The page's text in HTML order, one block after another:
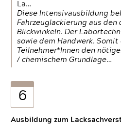
La…
Diese Intensivausbildung
Fahrzeuglackierung aus den
Blickwinkeln. Der
sowie dem Handwerk.
Teilnehmer*Innen den
/ chemischem Grundlage…
6
Ausbildung zum